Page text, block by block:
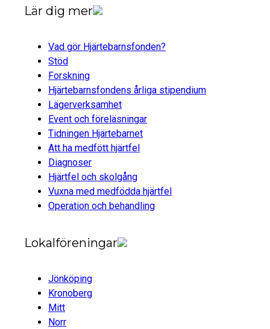
Lär dig mer
Vad gör Hjärtebarnsfonden?
Stöd
Forskning
Hjärtebarnsfondens årliga stipendium
Lägerverksamhet
Event och föreläsningar
Tidningen Hjärtebarnet
Att ha medfött hjärtfel
Diagnoser
Hjärtfel och skolgång
Vuxna med medfödda hjärtfel
Operation och behandling
Lokalföreningar
Jönköping
Kronoberg
Mitt
Norr